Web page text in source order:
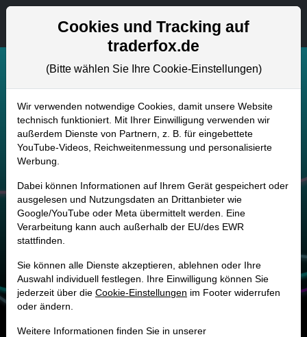
Aktien- und Artikelsuche
Kostenlosen
Aktien Preis- &
Kursalarm
erstellen
PREISALARM KOSTENLOS ANLEGEN
Cookies und Tracking auf
traderfox.de
(Bitte wählen Sie Ihre Cookie-Einstellungen)
Wir verwenden notwendige Cookies, damit unsere Website
technisch funktioniert. Mit Ihrer Einwilligung verwenden wir
außerdem Dienste von Partnern, z. B. für eingebettete
YouTube-Videos, Reichweitenmessung und personalisierte
Werbung.
Dabei können Informationen auf Ihrem Gerät gespeichert oder
ausgelesen und Nutzungsdaten an Drittanbieter wie
Google/YouTube oder Meta übermittelt werden. Eine
Verarbeitung kann auch außerhalb der EU/des EWR
stattfinden.
Sie können alle Dienste akzeptieren, ablehnen oder Ihre
Auswahl individuell festlegen. Ihre Einwilligung können Sie
jederzeit über die Cookie-Einstellungen im Footer widerrufen
oder ändern.
Weitere Informationen finden Sie in unserer